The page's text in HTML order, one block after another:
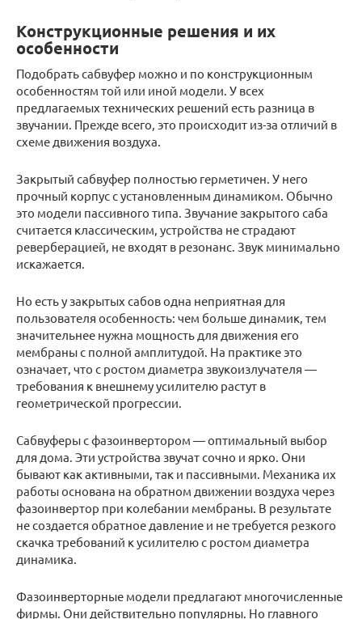
Конструкционные решения и их
особенности
Подобрать сабвуфер можно и по конструкционным
особенностям той или иной модели. У всех
предлагаемых технических решений есть разница в
звучании. Прежде всего, это происходит из-за отличий в
схеме движения воздуха.
Закрытый сабвуфер полностью герметичен. У него
прочный корпус с установленным динамиком. Обычно
это модели пассивного типа. Звучание закрытого саба
считается классическим, устройства не страдают
реверберацией, не входят в резонанс. Звук минимально
искажается.
Но есть у закрытых сабов одна неприятная для
пользователя особенность: чем больше динамик, тем
значительнее нужна мощность для движения его
мембраны с полной амплитудой. На практике это
означает, что с ростом диаметра звукоизлучателя —
требования к внешнему усилителю растут в
геометрической прогрессии.
Сабвуферы с фазоинвертором — оптимальный выбор
для дома. Эти устройства звучат сочно и ярко. Они
бывают как активными, так и пассивными. Механика их
работы основана на обратном движении воздуха через
фазоинвертор при колебании мембраны. В результате
не создается обратное давление и не требуется резкого
скачка требований к усилителю с ростом диаметра
динамика.
Фазоинверторные модели предлагают многочисленные
фирмы. Они действительно популярны. Но главного